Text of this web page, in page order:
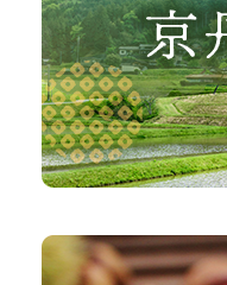
な
さ
い、
森
共
ふ